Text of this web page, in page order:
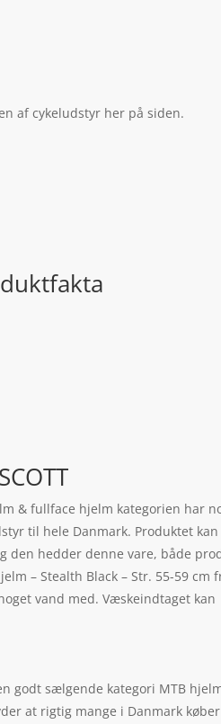
af cykeludstyr her på siden.
& fullface hjelm kategorien har
til hele Danmark. Produktet
den hedder denne vare, både
– Stealth Black – Str. 55-59 cm
vand med. Væskeindtaget kan
godt sælgende kategori MTB
at rigtig mange i Danmark